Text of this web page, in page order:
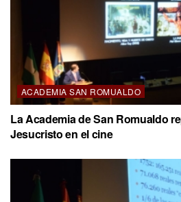
ACADEMIA SAN ROMUALDO
La Academia de San Romualdo
Jesucristo en el cine